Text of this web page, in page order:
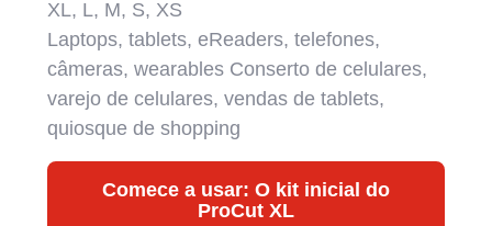
XL, L, M, S, XS
Laptops, tablets, eReaders, telefones,
câmeras, wearables Conserto de celulares,
varejo de celulares, vendas de tablets,
quiosque de shopping
Comece a usar: O kit inicial do
ProCut XL